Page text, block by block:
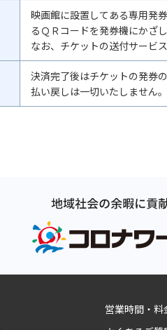
映画館に設置してある専用発
るＱＲコードを発券機にかざ
なお、チケットの送付サービ
決済完了後はチケットの発券
払い戻しは一切いたしません。
営業時間・料